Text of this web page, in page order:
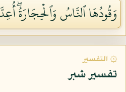
وَقُودُهَا ٱلنَّاسُ وَٱلۡحِجَارَةُۖ
۞ التفسير
تفسير شبر